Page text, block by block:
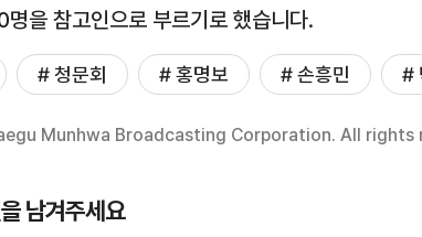
명을 참고인으로 부르기로 했습니다.
# 청문회 # 홍명보 # 손흥민 #
Munhwa Broadcasting Corporation. All rights
남겨주세요